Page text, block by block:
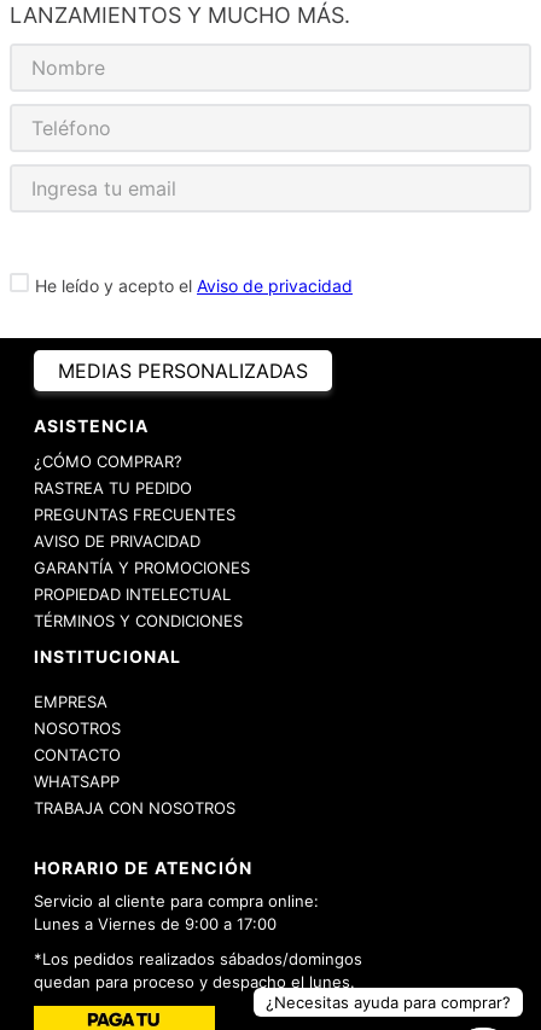
¿Necesitas ayuda para comprar?
LANZAMIENTOS Y MUCHO MÁS.
He leído y acepto el Aviso de privacidad
MEDIAS PERSONALIZADAS
ASISTENCIA
¿CÓMO COMPRAR?
RASTREA TU PEDIDO
PREGUNTAS FRECUENTES
AVISO DE PRIVACIDAD
GARANTÍA Y PROMOCIONES
PROPIEDAD INTELECTUAL
TÉRMINOS Y CONDICIONES
INSTITUCIONAL
EMPRESA
NOSOTROS
CONTACTO
WHATSAPP
TRABAJA CON NOSOTROS
HORARIO DE ATENCIÓN
Servicio al cliente para compra online:
Lunes a Viernes de 9:00 a 17:00
*Los pedidos realizados sábados/domingos
quedan para proceso y despacho el lunes.